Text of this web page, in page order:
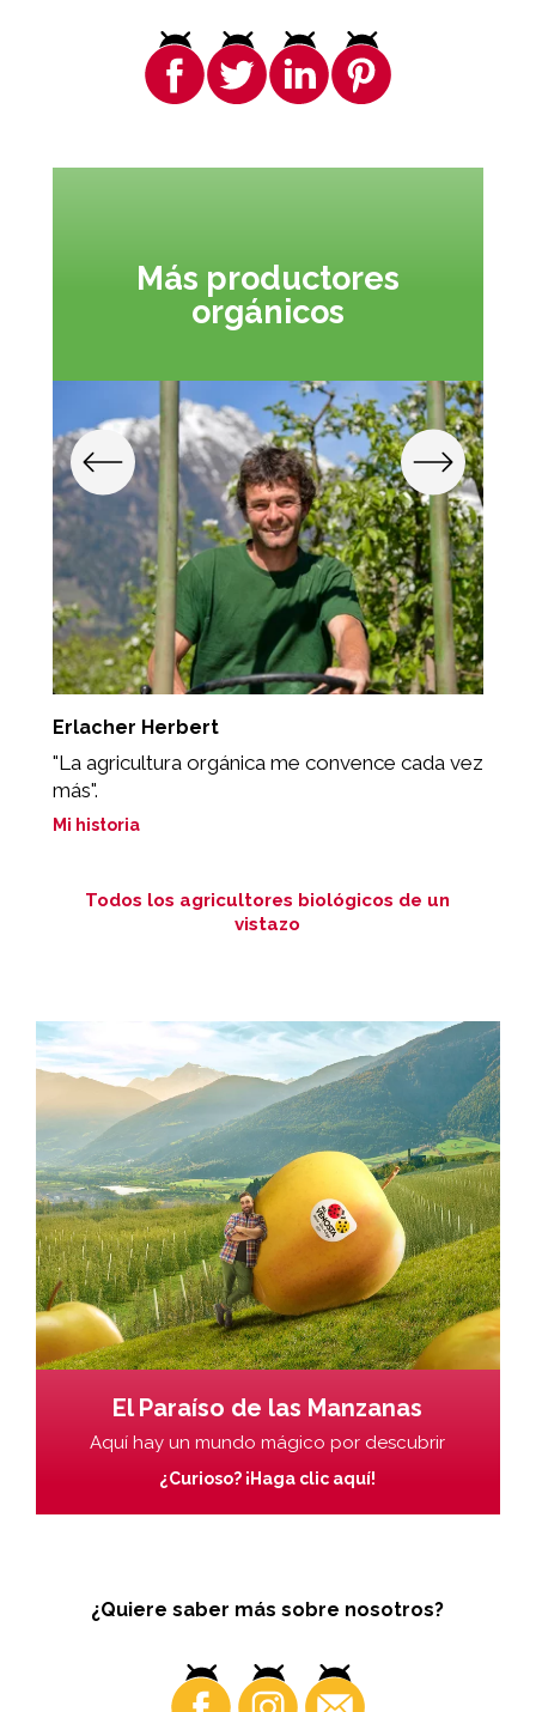
Más productores
orgánicos
Erlacher Herbert
"La agricultura orgánica me convence cada vez
más".
Mi historia
Todos los agricultores biológicos de un
vistazo
El Paraíso de las Manzanas
Aquí hay un mundo mágico por descubrir
¿Curioso? ¡Haga clic aquí!
¿Quiere saber más sobre nosotros?